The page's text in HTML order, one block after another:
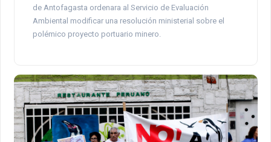
de Antofagasta ordenara al Servicio de Evaluación
Ambiental modificar una resolución ministerial sobre el
polémico proyecto portuario minero.